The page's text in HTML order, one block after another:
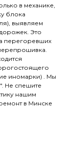
в механике,
блока
выявляем
Это
перегоревших
иномарки) . Мы
Не спешите
нашим
в Минске